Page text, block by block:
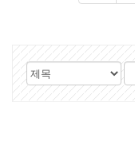
게
시
검
색
색